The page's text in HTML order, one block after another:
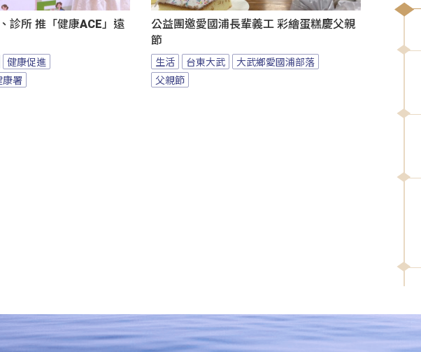
診所 推「健康ACE」遠
健康促進
署
公益團邀愛國浦長輩義工 彩繪蛋糕慶父親
節
生活 台東大武
大武鄉愛國浦部落
父親節